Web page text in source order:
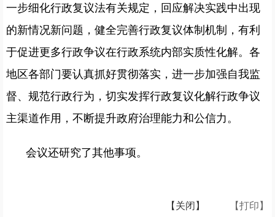
一步细化行政复议法有关规定，回应解决实践中出现
的新情况新问题，健全完善行政复议体制机制，有利
于促进更多行政争议在行政系统内部实质性化解。各
地区各部门要认真抓好贯彻落实，进一步加强自我监
督、规范行政行为，切实发挥行政复议化解行政争议
主渠道作用，不断提升政府治理能力和公信力。
会议还研究了其他事项。
【打印】
【关闭】